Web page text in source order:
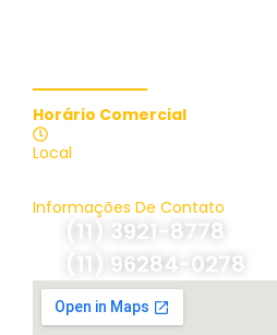
Horário Comercial
Local
Informações De Contato
(11) 3921-8778
(11) 96284-0278